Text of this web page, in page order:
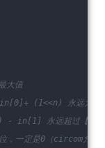
大值
(1<<n) 永远大于
in[1] 永远超过【
一定是0（circom允许